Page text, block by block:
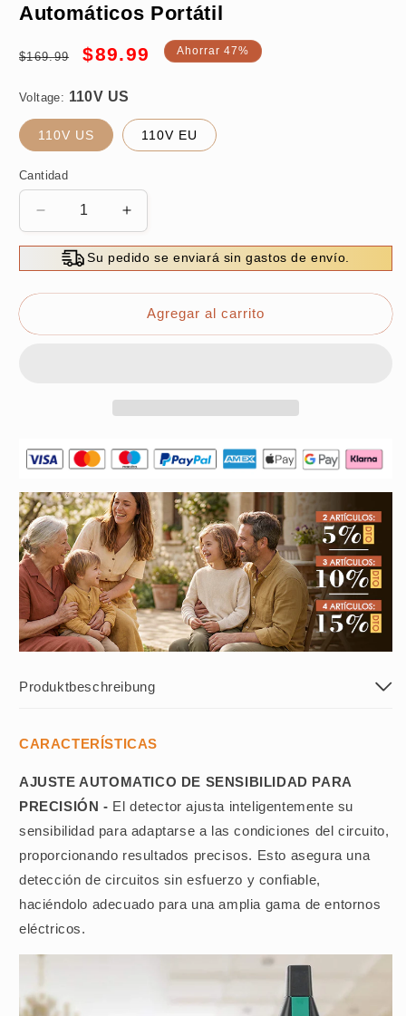
Automáticos Portátil
Precio
$169.99
Precio
oferta
$89.99 Ahorrar 47%
Voltage:
110V US 110V EU
Cantidad
Reducir
cantidad
para
Detector
de
Automáticos
Aumentar
cantidad
para
Detector
de
Interruptores
Automáticos
Su pedido se enviará sin gastos de envío.
Agregar al carrito
Produktbeschreibung
CARACTERÍSTICAS
AJUSTE AUTOMATICO DE SENSIBILIDAD PARA
PRECISIÓN - El detector ajusta inteligentemente su
sensibilidad para adaptarse a las condiciones del circuito,
proporcionando resultados precisos. Esto asegura una
detección de circuitos sin esfuerzo y confiable,
haciéndolo adecuado para una amplia gama de entornos
eléctricos.